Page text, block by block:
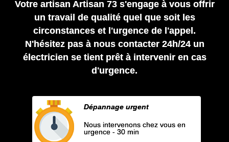
Votre artisan Artisan 73 s'engage à vous offrir
un travail de qualité quel que soit les
circonstances et l'urgence de l'appel.
N'hésitez pas à nous contacter 24h/24 un
électricien se tient prêt à intervenir en cas
d'urgence.
Dépannage urgent
Nous intervenons chez vous en
urgence - 30 min